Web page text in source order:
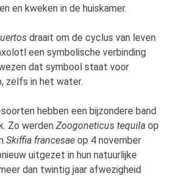
en kweken in de huiskamer.
draait om de cyclus van leven
een symbolische verbinding
dat symbool staat voor
zelfs in het water.
hebben een bijzondere band
Zo werden Zoogoneticus tequila op
Skiffia francesae op 4 november
uitgezet in hun natuurlijke
dan twintig jaar afwezigheid